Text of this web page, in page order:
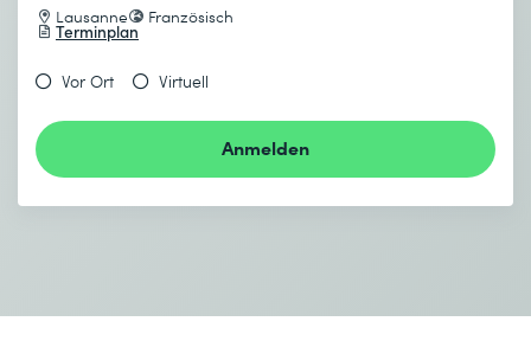
Lausanne Französisch
Terminplan
Vor Ort Virtuell
Anmelden